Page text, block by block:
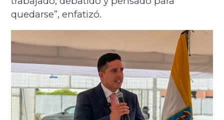
quedarse”, enfatizó.